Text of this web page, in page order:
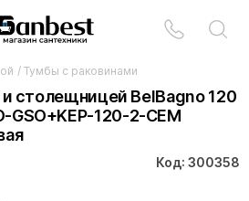
/ Тумбы с раковинами
столещницей BelBagno 120
GSO+KEP-120-2-CEM
Код: 300358